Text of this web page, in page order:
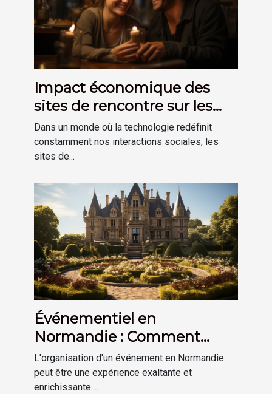
Impact économique des
sites de rencontre sur les
restaurants locaux
Dans un monde où la technologie redéfinit
constamment nos interactions sociales, les
sites de...
Événementiel en
Normandie : Comment
mesurer le succès de votre
événement
L'organisation d'un événement en Normandie
peut être une expérience exaltante et
enrichissante....